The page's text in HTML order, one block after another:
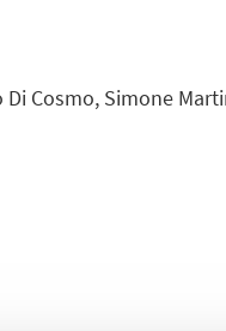
Cosmo, Simone